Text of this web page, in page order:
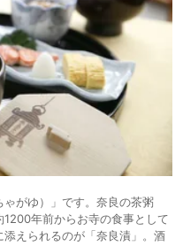
がゆ）」です。奈良の茶粥
年前からお寺の食事として
えられるのが「奈良漬」。酒